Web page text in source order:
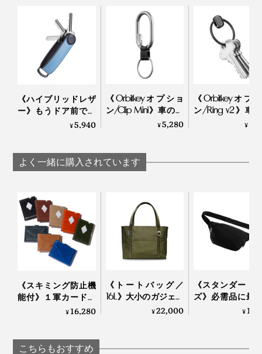
《ハイブリッドレザ
ー》もうドア前で迷
わない。“鍵収納”を追
¥5,940
《Orbitkeyオプショ
ン/Clip Mini》車のカ
ギや電子キーをスマ
ーリング|Orbitkey
¥5,280
《Orbitkeyオプ
ン/Ring v2》車
ギや電子キーを
¥
よく一緒に購入されています
《スキミング防止機
能付》１軍カードに
直アクセス、コイ
EXENTRI
¥16,280
《トートバッグ／
16L》大小のガジェッ
トに住所が決まる、
¥22,000
《スタンダード
ズ》必需品に最
クセス、誰でも
¥
こちらもおすすめ